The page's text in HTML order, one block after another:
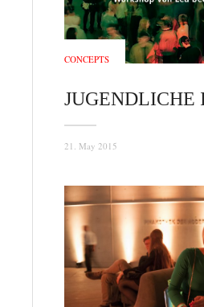
CONCEPTS
JUGENDLICHE
21. May 2015